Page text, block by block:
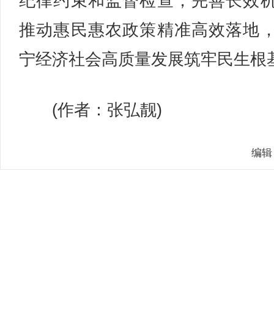
推动惠民惠农政策精准高效落地
宁经济社会高质量发展筑牢民生根
(作者：张弘靓)
编